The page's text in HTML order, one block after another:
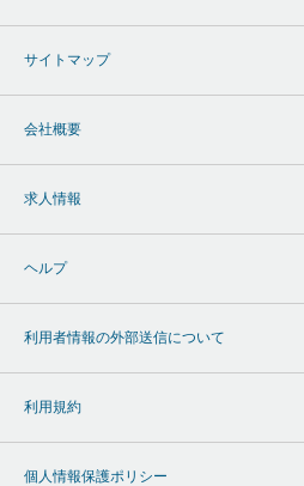
サイトマップ
会社概要
求人情報
ヘルプ
利用者情報の外部送信について
利用規約
個人情報保護ポリシー